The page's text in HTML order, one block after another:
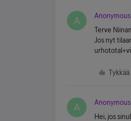
A Anonymous
Terve
Jos nyt
Tykkää
A Anonymous
Hei, jos